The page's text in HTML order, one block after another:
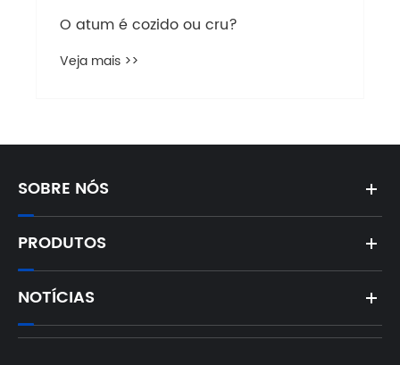
SOBRE NÓS
PRODUTOS
NOTÍCIAS